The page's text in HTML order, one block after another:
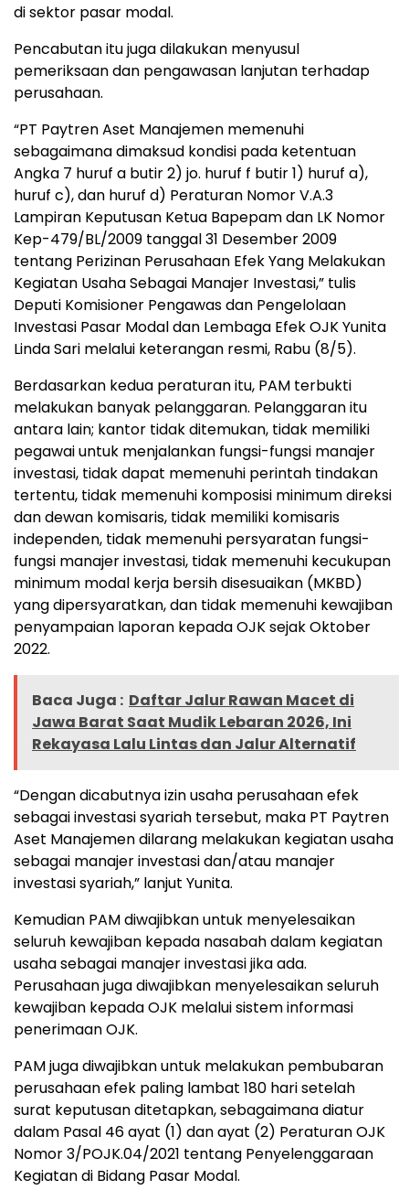
di sektor pasar modal.
Pencabutan itu juga dilakukan menyusul
pemeriksaan dan pengawasan lanjutan terhadap
perusahaan.
“PT Paytren Aset Manajemen memenuhi
sebagaimana dimaksud kondisi pada ketentuan
Angka 7 huruf a butir 2) jo. huruf f butir 1) huruf a),
huruf c), dan huruf d) Peraturan Nomor V.A.3
Lampiran Keputusan Ketua Bapepam dan LK Nomor
Kep-479/BL/2009 tanggal 31 Desember 2009
tentang Perizinan Perusahaan Efek Yang Melakukan
Kegiatan Usaha Sebagai Manajer Investasi,” tulis
Deputi Komisioner Pengawas dan Pengelolaan
Investasi Pasar Modal dan Lembaga Efek OJK Yunita
Linda Sari melalui keterangan resmi, Rabu (8/5).
Berdasarkan kedua peraturan itu, PAM terbukti
melakukan banyak pelanggaran. Pelanggaran itu
antara lain; kantor tidak ditemukan, tidak memiliki
pegawai untuk menjalankan fungsi-fungsi manajer
investasi, tidak dapat memenuhi perintah tindakan
tertentu, tidak memenuhi komposisi minimum direksi
dan dewan komisaris, tidak memiliki komisaris
independen, tidak memenuhi persyaratan fungsi-
fungsi manajer investasi, tidak memenuhi kecukupan
minimum modal kerja bersih disesuaikan (MKBD)
yang dipersyaratkan, dan tidak memenuhi kewajiban
penyampaian laporan kepada OJK sejak Oktober
2022.
Baca Juga : Daftar Jalur Rawan Macet di
Jawa Barat Saat Mudik Lebaran 2026, Ini
Rekayasa Lalu Lintas dan Jalur Alternatif
“Dengan dicabutnya izin usaha perusahaan efek
sebagai investasi syariah tersebut, maka PT Paytren
Aset Manajemen dilarang melakukan kegiatan usaha
sebagai manajer investasi dan/atau manajer
investasi syariah,” lanjut Yunita.
Kemudian PAM diwajibkan untuk menyelesaikan
seluruh kewajiban kepada nasabah dalam kegiatan
usaha sebagai manajer investasi jika ada.
Perusahaan juga diwajibkan menyelesaikan seluruh
kewajiban kepada OJK melalui sistem informasi
penerimaan OJK.
PAM juga diwajibkan untuk melakukan pembubaran
perusahaan efek paling lambat 180 hari setelah
surat keputusan ditetapkan, sebagaimana diatur
dalam Pasal 46 ayat (1) dan ayat (2) Peraturan OJK
Nomor 3/POJK.04/2021 tentang Penyelenggaraan
Kegiatan di Bidang Pasar Modal.